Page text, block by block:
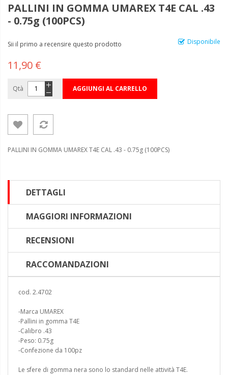
PALLINI IN GOMMA UMAREX T4E CAL .43
- 0.75g (100PCS)
Disponibile
Sii il primo a recensire questo prodotto
11,90 €
Qtà AGGIUNGI AL CARRELLO
PALLINI IN GOMMA UMAREX T4E CAL .43 - 0.75g (100PCS)
DETTAGLI
MAGGIORI INFORMAZIONI
RECENSIONI
RACCOMANDAZIONI
cod. 2.4702
-Marca UMAREX
-Pallini in gomma T4E
-Calibro .43
-Peso: 0.75g
-Confezione da 100pz
Le sfere di gomma nera sono lo standard nelle attività T4E.